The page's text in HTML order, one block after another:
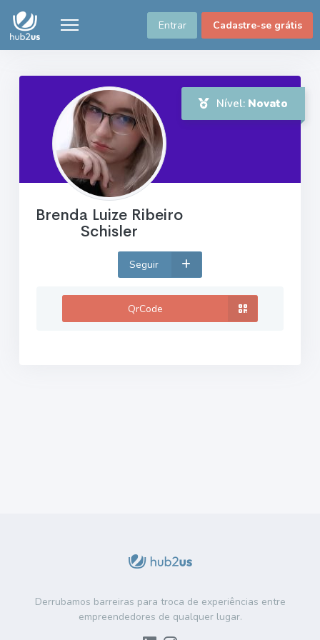
Entrar Cadastre-se grátis
Nível: Novato
Brenda Luize Ribeiro
Schisler
Seguir
QrCode
Derrubamos barreiras para troca de experiências entre
empreendedores de qualquer lugar.